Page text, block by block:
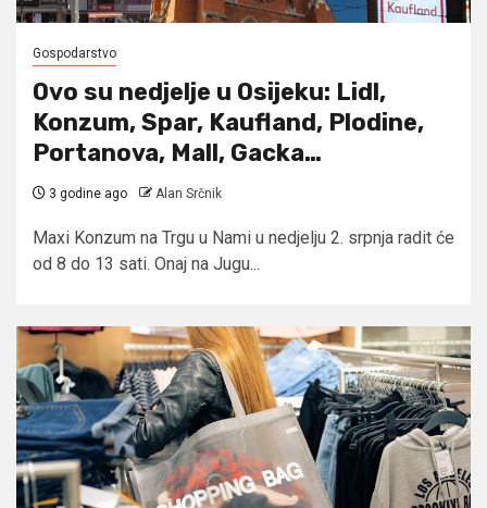
Gospodarstvo
Ovo su nedjelje u Osijeku: Lidl,
Konzum, Spar, Kaufland, Plodine,
Portanova, Mall, Gacka…
3 godine ago Alan Srčnik
Maxi Konzum na Trgu u Nami u nedjelju 2. srpnja radit će
od 8 do 13 sati. Onaj na Jugu...